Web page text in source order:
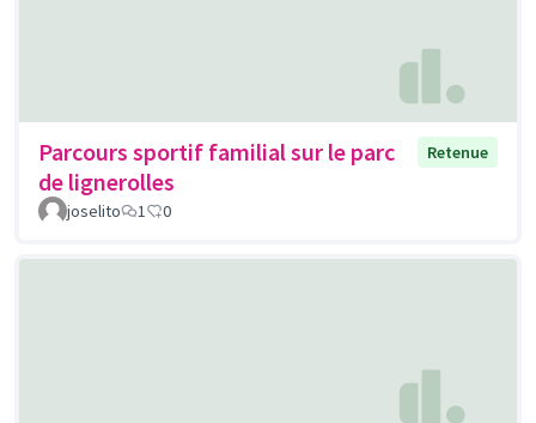
Parcours sportif familial sur le parc
de lignerolles
Retenue
joselito 1 0